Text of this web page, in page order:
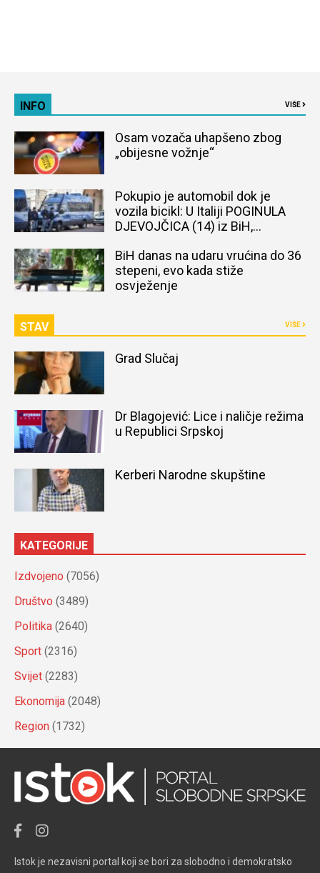
INFO VIŠE
Osam vozača uhapšeno zbog
„obijesne vožnje“
Pokupio je automobil dok je
vozila bicikl: U Italiji POGINULA
DJEVOJČICA (14) iz BiH,
BiH danas na udaru vrućina do 36
stepeni, evo kada stiže
osvježenje
STAV VIŠE
Grad Slučaj
Dr Blagojević: Lice i naličje režima
u Republici Srpskoj
Kerberi Narodne skupštine
KATEGORIJE
Izdvojeno (7056)
Društvo (3489)
Politika (2640)
Sport (2316)
Svijet (2283)
Ekonomija (2048)
Region (1732)
Istok je nezavisni portal koji se bori za slobodno i demokratsko